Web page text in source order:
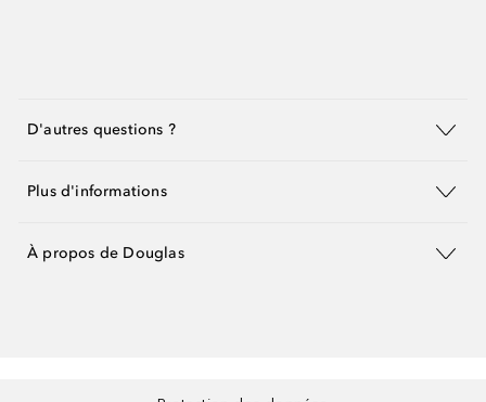
D'autres questions ?
Plus d'informations
À propos de Douglas